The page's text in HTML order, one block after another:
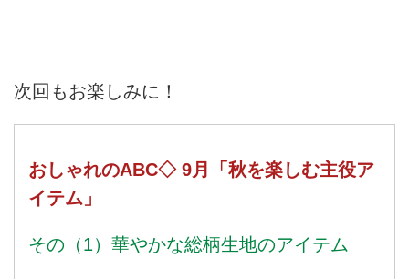
次回もお楽しみに！
おしゃれのABC◇ 9月「秋を楽しむ主役ア
イテム」
その（1）華やかな総柄生地のアイテム